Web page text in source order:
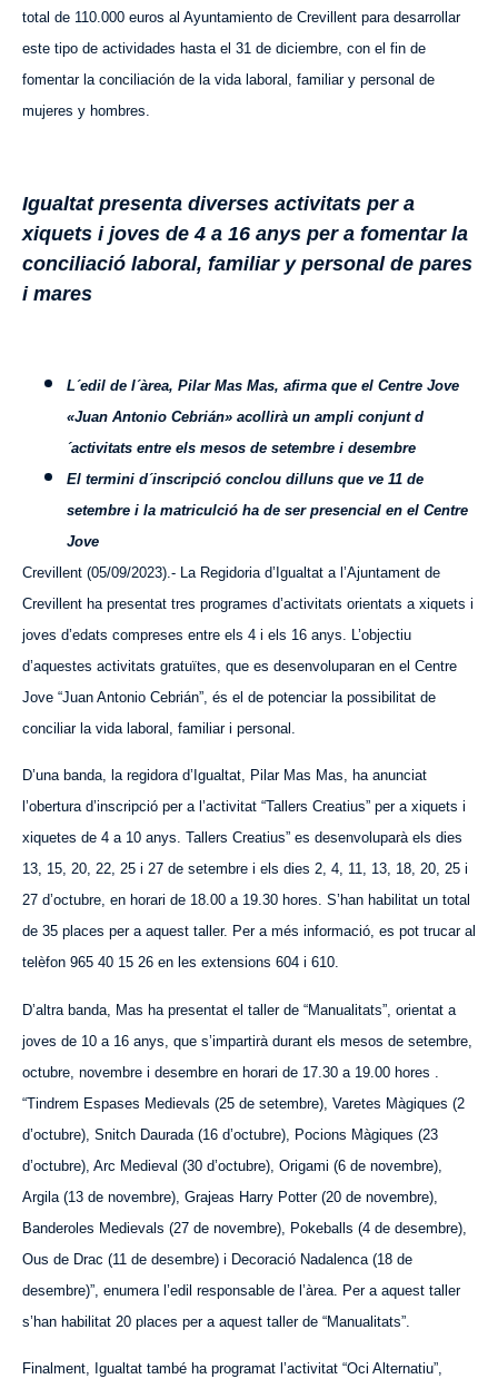
total de 110.000 euros al Ayuntamiento de Crevillent para desarrollar
este tipo de actividades hasta el 31 de diciembre, con el fin de
fomentar la conciliación de la vida laboral, familiar y personal de
mujeres y hombres.
Igualtat presenta diverses activitats per a
xiquets i joves de 4 a 16 anys per a fomentar la
conciliació laboral, familiar y personal de pares
i mares
L´edil de l´àrea, Pilar Mas Mas, afirma que el Centre Jove
«Juan Antonio Cebrián» acollirà un ampli conjunt d
´activitats entre els mesos de setembre i desembre
El termini d´inscripció conclou dilluns que ve 11 de
setembre i la matriculció ha de ser presencial en el Centre
Jove
Crevillent (05/09/2023).- La Regidoria d’Igualtat a l’Ajuntament de
Crevillent ha presentat tres programes d’activitats orientats a xiquets i
joves d’edats compreses entre els 4 i els 16 anys. L’objectiu
d’aquestes activitats gratuïtes, que es desenvoluparan en el Centre
Jove “Juan Antonio Cebrián”, és el de potenciar la possibilitat de
conciliar la vida laboral, familiar i personal.
D’una banda, la regidora d’Igualtat, Pilar Mas Mas, ha anunciat
l’obertura d’inscripció per a l’activitat “Tallers Creatius” per a xiquets i
xiquetes de 4 a 10 anys. Tallers Creatius” es desenvoluparà els dies
13, 15, 20, 22, 25 i 27 de setembre i els dies 2, 4, 11, 13, 18, 20, 25 i
27 d’octubre, en horari de 18.00 a 19.30 hores. S’han habilitat un total
de 35 places per a aquest taller. Per a més informació, es pot trucar al
telèfon 965 40 15 26 en les extensions 604 i 610.
D’altra banda, Mas ha presentat el taller de “Manualitats”, orientat a
joves de 10 a 16 anys, que s’impartirà durant els mesos de setembre,
octubre, novembre i desembre en horari de 17.30 a 19.00 hores .
“Tindrem Espases Medievals (25 de setembre), Varetes Màgiques (2
d’octubre), Snitch Daurada (16 d’octubre), Pocions Màgiques (23
d’octubre), Arc Medieval (30 d’octubre), Origami (6 de novembre),
Argila (13 de novembre), Grajeas Harry Potter (20 de novembre),
Banderoles Medievals (27 de novembre), Pokeballs (4 de desembre),
Ous de Drac (11 de desembre) i Decoració Nadalenca (18 de
desembre)”, enumera l’edil responsable de l’àrea. Per a aquest taller
s’han habilitat 20 places per a aquest taller de “Manualitats”.
Finalment, Igualtat també ha programat l’activitat “Oci Alternatiu”,